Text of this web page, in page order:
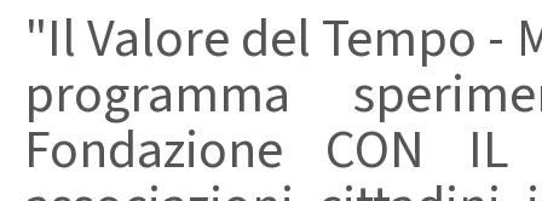
"Il Valore del Tempo -
programma
Fondazione CON